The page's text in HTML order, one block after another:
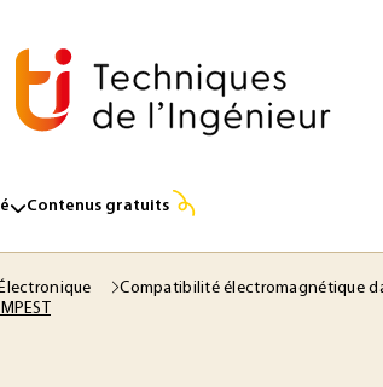
Contenus gratuits
Compatibilité électromagnétique